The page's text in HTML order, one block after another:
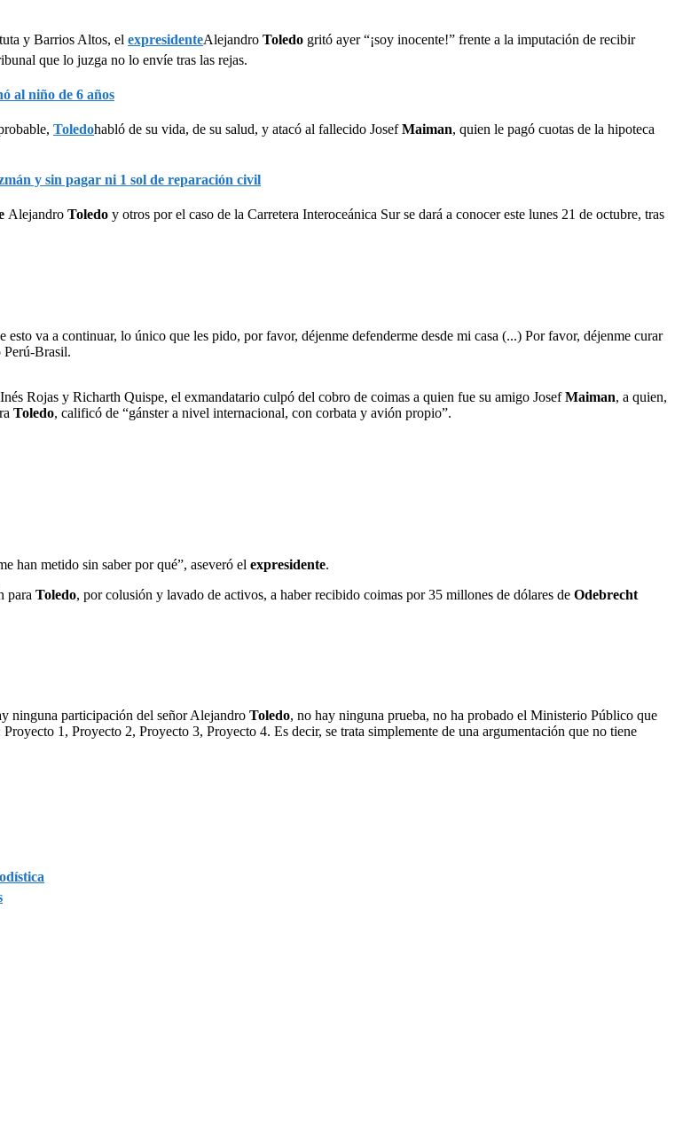
y Barrios Altos, el expresidenteAlejandro Toledo gritó ayer “¡soy inocente!” frente a la imputación de recibir
que lo juzga no lo envíe tras las rejas.
al niño de 6 años
Toledohabló de su vida, de su salud, y atacó al fallecido JosefMaiman, quien le pagó cuotas de la hipoteca
y sin pagar ni 1 sol de reparación civil
Alejandro Toledo y otros por el caso de la Carretera Interoceánica Sur se dará a conocer este lunes 21 de octubre, tras
va a continuar, lo único que les pido, por favor, déjenme defenderme desde mi casa (...) Por favor, déjenme curar
Perú-Brasil.
Rojas y Richarth Quispe, el exmandatario culpó del cobro de coimas a quien fue su amigo JosefMaiman, a quien,
Toledo, calificó de “gánster a nivel internacional, con corbata y avión propio”.
han metido sin saber por qué”, aseveró el expresidente.
para Toledo, por colusión y lavado de activos, a haber recibido coimas por 35 millones de dólares de Odebrecht
ninguna participación del señor Alejandro Toledo, no hay ninguna prueba, no ha probado el Ministerio Público que
1, Proyecto 2, Proyecto 3, Proyecto 4. Es decir, se trata simplemente de una argumentación que no tiene